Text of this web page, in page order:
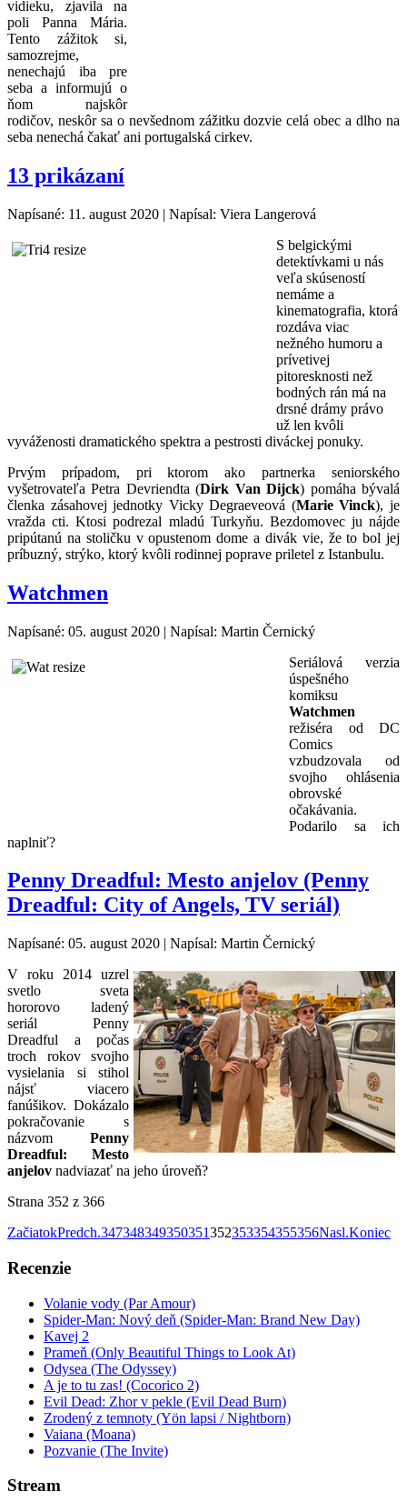
vidieku, zjavila na
poli Panna Mária.
Tento zážitok si,
samozrejme,
nenechajú iba pre
seba a informujú o
ňom najskôr
rodičov, neskôr sa o nevšednom zážitku dozvie celá obec a dlho na
seba nenechá čakať ani portugalská cirkev.
13 prikázaní
Napísané: 11. august 2020 | Napísal: Viera Langerová
S belgickými
detektívkami u nás
veľa skúseností
nemáme a
kinematografia, ktorá
rozdáva viac
nežného humoru a
prívetivej
pitoresknosti než
bodných rán má na
drsné drámy právo
už len kvôli
vyváženosti dramatického spektra a pestrosti diváckej ponuky.
Prvým prípadom, pri ktorom ako partnerka seniorského
vyšetrovateľa Petra Devriendta (Dirk Van Dijck) pomáha bývalá
členka zásahovej jednotky Vicky Degraeveová (Marie Vinck), je
vražda cti. Ktosi podrezal mladú Turkyňu. Bezdomovec ju nájde
pripútanú na stoličku v opustenom dome a divák vie, že to bol jej
príbuzný, strýko, ktorý kvôli rodinnej poprave priletel z Istanbulu.
Watchmen
Napísané: 05. august 2020 | Napísal: Martin Černický
Seriálová verzia
úspešného
komiksu
Watchmen
režiséra od DC
Comics
vzbudzovala od
svojho ohlásenia
obrovské
očakávania.
Podarilo sa ich
naplniť?
Penny Dreadful: Mesto anjelov (Penny
Dreadful: City of Angels, TV seriál)
Napísané: 05. august 2020 | Napísal: Martin Černický
V roku 2014 uzrel
svetlo sveta
hororovo ladený
seriál Penny
Dreadful a počas
troch rokov svojho
vysielania si stihol
nájsť viacero
fanúšikov. Dokázalo
pokračovanie s
názvom Penny
Dreadful: Mesto
anjelov nadviazať na jeho úroveň?
Strana 352 z 366
ZačiatokPredch.347348349350351352353354355356Nasl.Koniec
Recenzie
Volanie vody (Par Amour)
Spider-Man: Nový deň (Spider-Man: Brand New Day)
Kavej 2
Prameň (Only Beautiful Things to Look At)
Odysea (The Odyssey)
A je to tu zas! (Cocorico 2)
Evil Dead: Zhor v pekle (Evil Dead Burn)
Zrodený z temnoty (Yön lapsi / Nightborn)
Vaiana (Moana)
Pozvanie (The Invite)
Stream